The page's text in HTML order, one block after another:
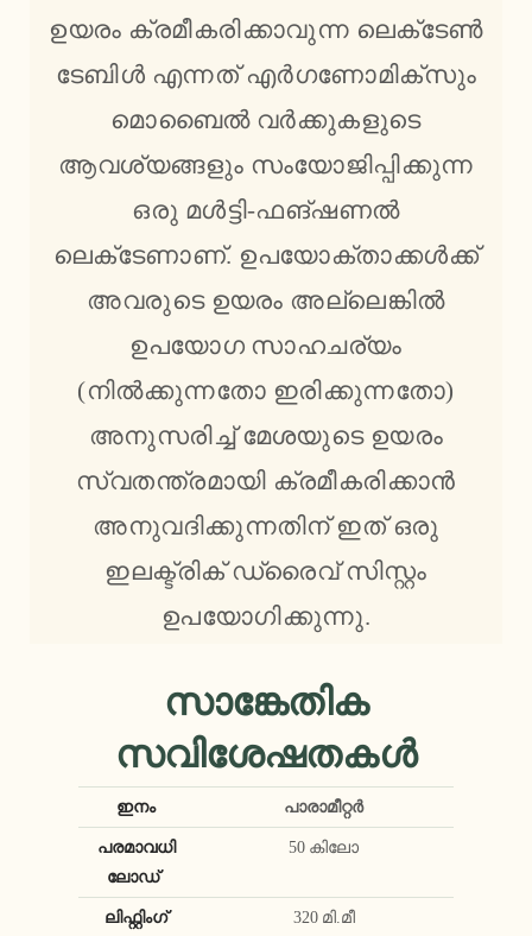
ഉയരം ക്രമീകരിക്കാവുന്ന ലെക്‌ടേൺ
ടേബിൾ എന്നത് എർഗണോമിക്‌സും
മൊബൈൽ വർക്കുകളുടെ
ആവശ്യങ്ങളും സംയോജിപ്പിക്കുന്ന
ഒരു മൾട്ടി-ഫങ്ഷണൽ
ലെക്‌ടേണാണ്. ഉപയോക്താക്കൾക്ക്
അവരുടെ ഉയരം അല്ലെങ്കിൽ
ഉപയോഗ സാഹചര്യം
(നിൽക്കുന്നതോ ഇരിക്കുന്നതോ)
അനുസരിച്ച് മേശയുടെ ഉയരം
സ്വതന്ത്രമായി ക്രമീകരിക്കാൻ
അനുവദിക്കുന്നതിന് ഇത് ഒരു
ഇലക്ട്രിക് ഡ്രൈവ് സിസ്റ്റം
ഉപയോഗിക്കുന്നു.
സാങ്കേതിക
സവിശേഷതകൾ
ഇനം പാരാമീറ്റർ
പരമാവധി
ലോഡ്
50 കിലോ
ലിഫ്റ്റിംഗ്
320 മി.മീ